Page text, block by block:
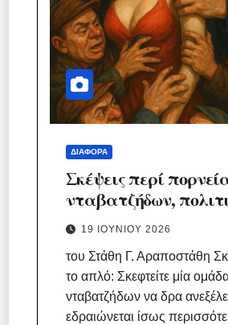
ΔΙΆΦΟΡΑ
Σκέψεις περί
νταβατζήδων,
19 ΙΟΥΝΊΟΥ 2026
του Στάθη Γ. Αραποστάθη
το απλό: Σκεφτείτε μία
νταβατζήδων να δρα
εδραιώνεται ίσως